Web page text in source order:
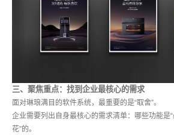
三、聚焦重点：找到企业最核心的需求
面对琳琅满目的软件系统，最重要的是“取舍”。
企业需要列出自身最核心的需求清单：哪些功能是
花”的。